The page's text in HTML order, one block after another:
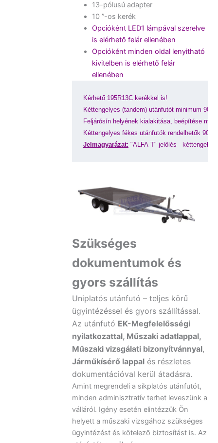
13-pólusú adapter
10 ”-os kerék
Opcióként LED1 lámpával szerelve
is elérhető felár ellenében
Opcióként minden oldal lenyitható
kivitelben is elérhető felár
ellenében
Kérhető 195R13C kerékkel is!
Kéttengelyes (tandem) utánfutót minimum
Feljárósín helyének kialakitása, beépítése
Kéttengelyes fékes utánfutók rendelhetők 900-
Jelmagyarázat: "ALFA-T" jelölés -
Szükséges
dokumentumok és
gyors szállítás
Uniplatós utánfutó – teljes körű
ügyintézéssel és gyors szállítással.
Az utánfutó EK-Megfelelősségi
nyilatkozattal, Műszaki adatlappal,
Műszaki vizsgálati bizonyítvánnyal,
Járműkísérő lappalés részletes
dokumentációval kerül átadásra.
Amint megrendeli a síkplatós utánfutót,
minden adminisztratív terhet leveszünk a
válláról. Igény esetén elintézzük Ön
helyett a műszaki vizsgához szükséges
ügyintézést és kötelező biztosítást is. Az